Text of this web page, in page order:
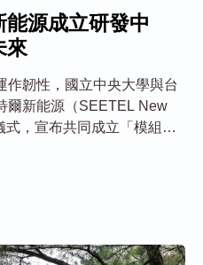
源成立研發中
來
作韌性，國立中央大學與台
爾新能源（SEETEL New
，宣布共同成立「模組化
業每年投入新台幣2,000萬